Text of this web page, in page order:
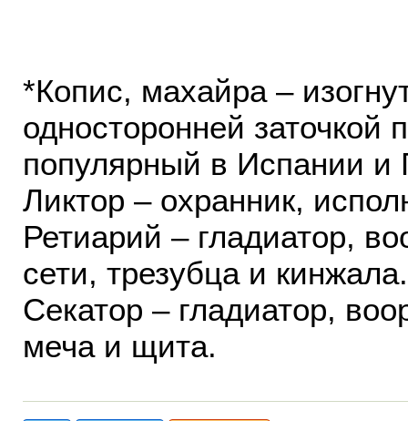
*Копис, махайра –
односторонней заточкой
популярный в Испании и
Ликтор – охранник,
Ретиарий – гладиатор,
сети, трезубца и кинжала.
Секатор – гладиатор,
меча и щита.